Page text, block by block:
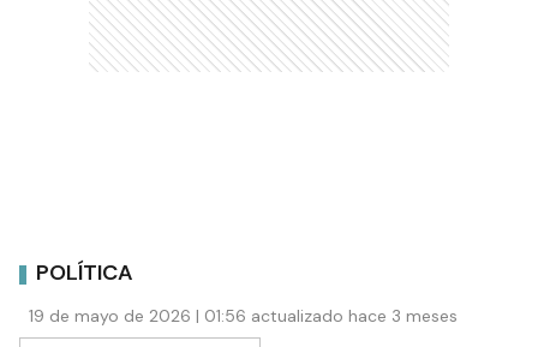
POLÍTICA
19 de mayo de 2026 | 01:56 actualizado hace 3 meses